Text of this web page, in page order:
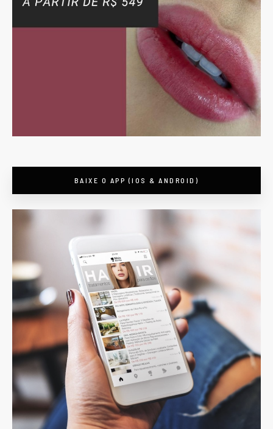
BAIXE O APP (IOS & ANDROID)